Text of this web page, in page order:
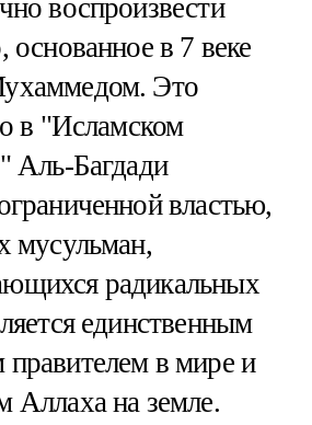
воспроизвести
основанное в 7 веке
Это
в "Исламском
Аль-Багдади
властью,
мусульман,
радикальных
единственным
в мире и
Аллаха на земле.